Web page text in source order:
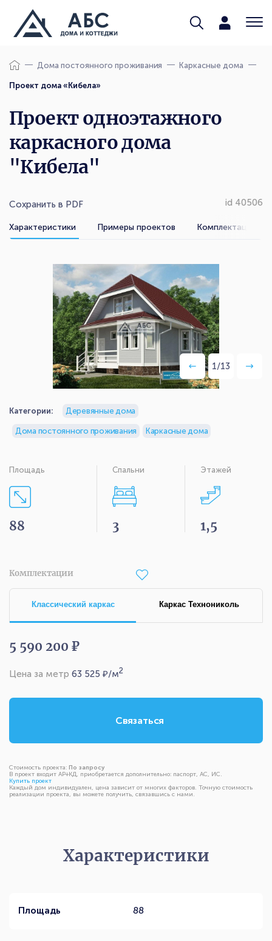
Дома постоянного проживания Каркасные дома
Проект дома «Кибела»
Проект одноэтажного
каркасного дома
"Кибела"
Сохранить в PDF id 40506
Характеристики Примеры проектов Комплектации
Категории: Деревянные дома
Дома постоянного проживания Каркасные дома
1/13
Площадь
88
Спальни
3
Этажей
1,5
Комплектации
Классический каркас Каркас Технониколь
5 590 200 ₽
Цена за метр 63 525 ₽/м2
Связаться
Стоимость проекта: По запросу
В проект входит АР+КД, приобретается дополнительно: паспорт, АС, ИС.
Купить проект
Каждый дом индивидуален, цена зависит от многих факторов. Точную стоимость
реализации проекта, вы можете получить, связавшись с нами.
Характеристики
Площадь 88